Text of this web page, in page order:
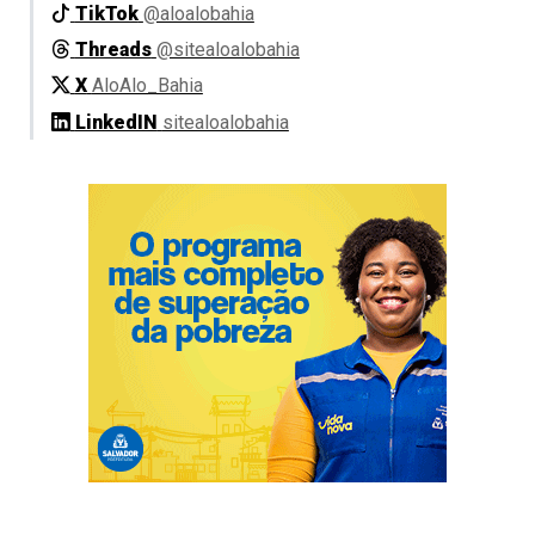
TikTok @aloalobahia
Threads @sitealoalobahia
X AloAlo_Bahia
LinkedIN sitealoalobahia